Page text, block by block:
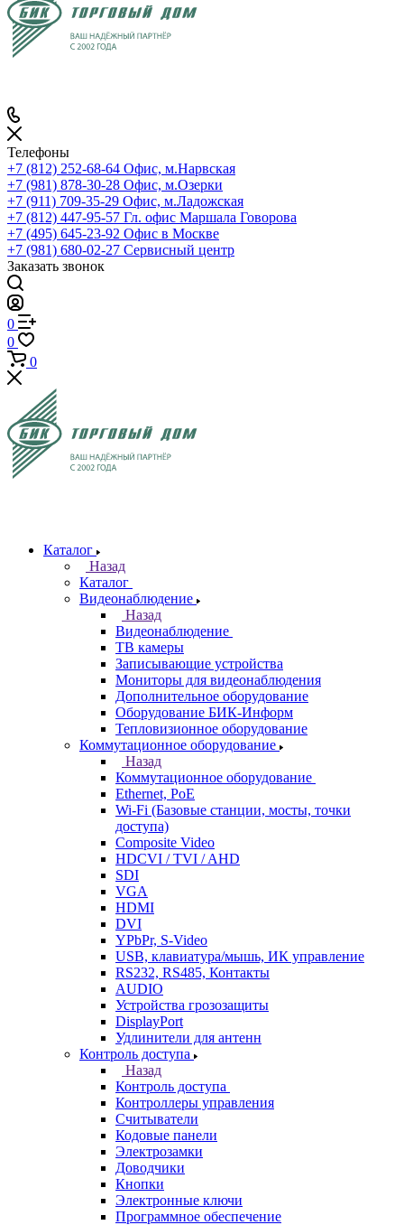
Телефоны
+7 (812) 252-68-64 Офис, м.Нарвская
+7 (981) 878-30-28 Офис, м.Озерки
+7 (911) 709-35-29 Офис, м.Ладожская
+7 (812) 447-95-57 Гл. офис Маршала Говорова
+7 (495) 645-23-92 Офис в Москве
+7 (981) 680-02-27 Сервисный центр
Заказать звонок
0
0
0
Каталог
Назад
Каталог
Видеонаблюдение
Назад
Видеонаблюдение
ТВ камеры
Записывающие устройства
Мониторы для видеонаблюдения
Дополнительное оборудование
Оборудование БИК-Информ
Тепловизионное оборудование
Коммутационное оборудование
Назад
Коммутационное оборудование
Ethernet, PoE
Wi-Fi (Базовые станции, мосты, точки
доступа)
Composite Video
HDCVI / TVI / AHD
SDI
VGA
HDMI
DVI
YPbPr, S-Video
USB, клавиатура/мышь, ИК управление
RS232, RS485, Контакты
AUDIO
Устройства грозозащиты
DisplayPort
Удлинители для антенн
Контроль доступа
Назад
Контроль доступа
Контроллеры управления
Считыватели
Кодовые панели
Электрозамки
Доводчики
Кнопки
Электронные ключи
Программное обеспечение